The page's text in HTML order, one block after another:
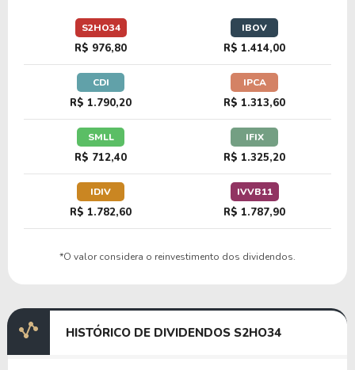
35,79 45,88%
68,11 20,09%
S2HO34
R$ 976,80
IBOV
R$ 1.414,00
CDI
R$ 1.790,20
IPCA
R$ 1.313,60
SMLL
R$ 712,40
IFIX
R$ 1.325,20
IDIV
R$ 1.782,60
IVVB11
R$ 1.787,90
*O valor considera o reinvestimento dos dividendos.
HISTÓRICO DE DIVIDENDOS S2HO34